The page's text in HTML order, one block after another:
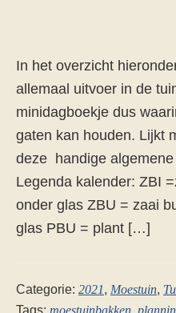
In het overzicht
allemaal uitvoer in de
minidagboekje dus
gaten kan houden. Lijkt
deze handige
Legenda kalender: ZBI
onder glas ZBU = zaai
glas PBU = plant […]
Categorie: 2021, Moestuin,
Tags: moestuinbakken